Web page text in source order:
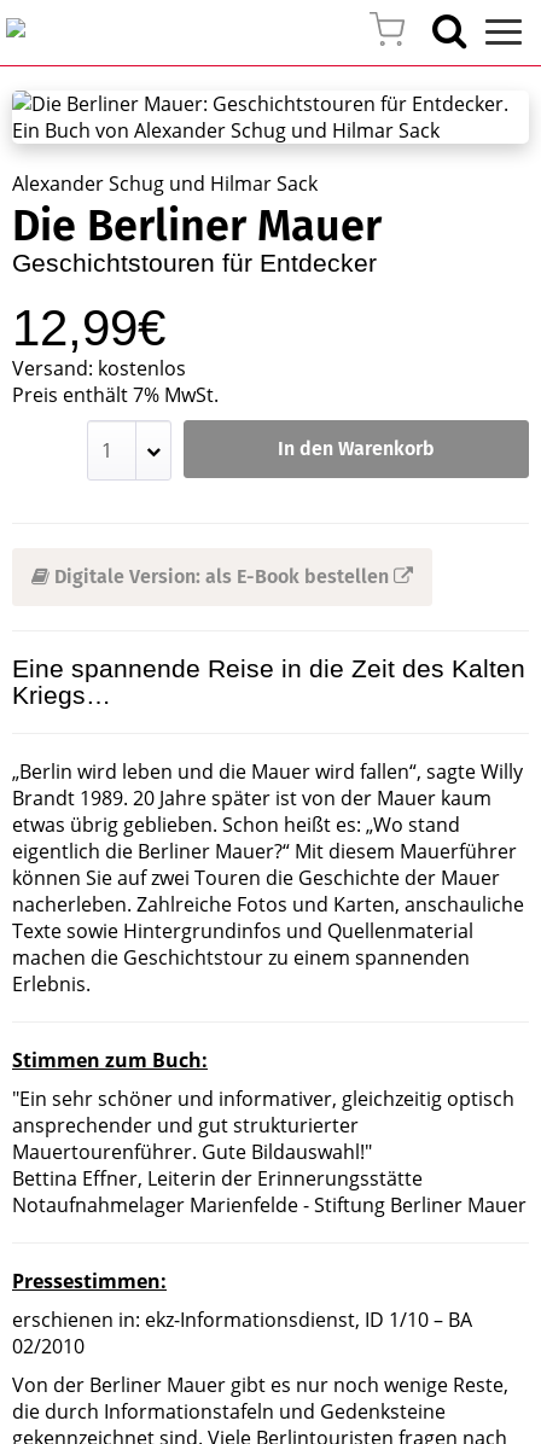
Alexander Schug und Hilmar Sack
Die Berliner Mauer
Geschichtstouren für Entdecker
12,99€
Versand: kostenlos
Preis enthält 7% MwSt.
In den Warenkorb
Digitale Version: als E-Book bestellen
Eine spannende Reise in die Zeit des Kalten
Kriegs…
„Berlin wird leben und die Mauer wird fallen“, sagte Willy
Brandt 1989. 20 Jahre später ist von der Mauer kaum
etwas übrig geblieben. Schon heißt es: „Wo stand
eigentlich die Berliner Mauer?“ Mit diesem Mauerführer
können Sie auf zwei Touren die Geschichte der Mauer
nacherleben. Zahlreiche Fotos und Karten, anschauliche
Texte sowie Hintergrundinfos und Quellenmaterial
machen die Geschichtstour zu einem spannenden
Erlebnis.
Stimmen zum Buch:
"Ein sehr schöner und informativer, gleichzeitig optisch
ansprechender und gut strukturierter
Mauertourenführer. Gute Bildauswahl!"
Bettina Effner, Leiterin der Erinnerungsstätte
Notaufnahmelager Marienfelde - Stiftung Berliner Mauer
Pressestimmen:
erschienen in: ekz-Informationsdienst, ID 1/10 – BA
02/2010
Von der Berliner Mauer gibt es nur noch wenige Reste,
die durch Informationstafeln und Gedenksteine
gekennzeichnet sind. Viele Berlintouristen fragen nach